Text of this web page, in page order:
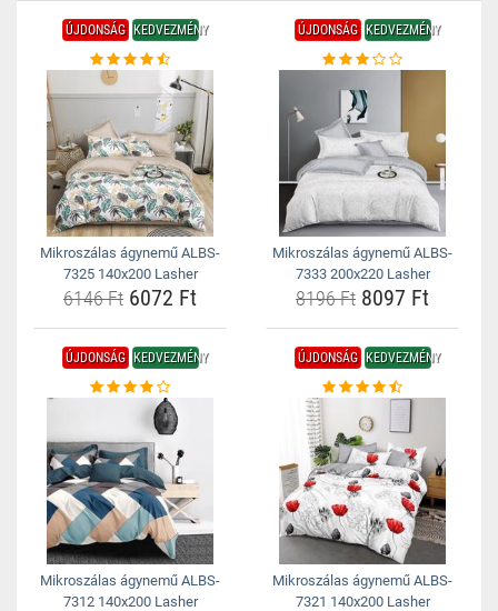
ÚJDONSÁG KEDVEZMÉNY
Mikroszálas ágynemű ALBS-
7325 140x200 Lasher
6146 Ft 6072 Ft
ÚJDONSÁG KEDVEZMÉNY
Mikroszálas ágynemű ALBS-
7333 200x220 Lasher
8196 Ft 8097 Ft
ÚJDONSÁG KEDVEZMÉNY
Mikroszálas ágynemű ALBS-
7312 140x200 Lasher
ÚJDONSÁG KEDVEZMÉNY
Mikroszálas ágynemű ALBS-
7321 140x200 Lasher